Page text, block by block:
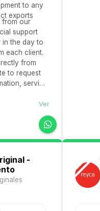
to any
exports
from our
support
in the day to
each client.
from
to request
service
Ver
-